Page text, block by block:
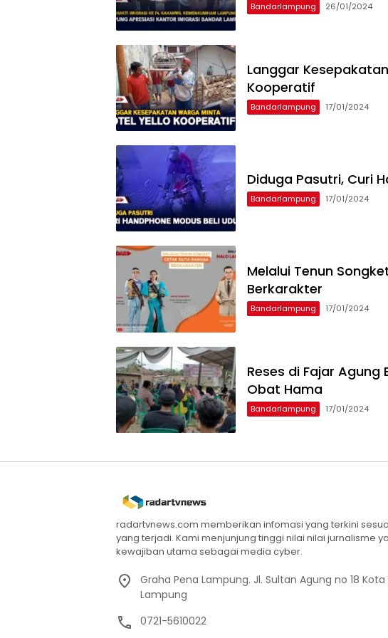
Bandarlampung 26/01/2024
Langgar
Kooperatif
Bandarlampung 17/01/2024
Diduga Pasutri, Curi
Bandarlampung 17/01/2024
Melalui Tenun
Berkarakter
Bandarlampung 17/01/2024
Reses di Fajar
Obat Hama
Bandarlampung 17/01/2024
radartvnews.com memberikan infomasi yang terkini
yang terjadi. Kami menjunjung tinggi nilai nilai jurnalisme
kewajiban utama sebagai media cyber.
Graha Pena Lampung. Jl. Sultan Agung no 18
Lampung
0721-5610022